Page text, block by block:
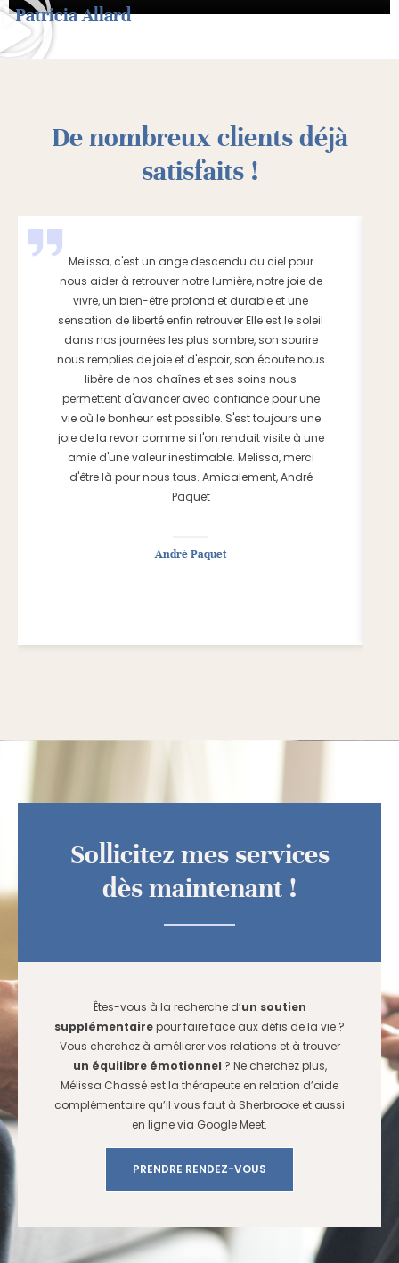
Patricia Allard
De nombreux clients déjà
satisfaits !
Melissa, c'est un ange descendu du ciel pour
nous aider à retrouver notre lumière, notre joie de
vivre, un bien-être profond et durable et une
sensation de liberté enfin retrouver Elle est le soleil
dans nos journées les plus sombre, son sourire
nous remplies de joie et d'espoir, son écoute nous
libère de nos chaînes et ses soins nous
permettent d'avancer avec confiance pour une
vie où le bonheur est possible. S'est toujours une
joie de la revoir comme si l'on rendait visite à une
amie d'une valeur inestimable. Melissa, merci
d'être là pour nous tous. Amicalement, André
Paquet
André Paquet
Sollicitez mes services
dès maintenant !
Êtes-vous à la recherche d’un soutien
supplémentairepour faire face aux défis de la vie ?
Vous cherchez à améliorer vos relations et à trouver
un équilibre émotionnel ? Ne cherchez plus,
Mélissa Chassé est la thérapeute en relation d’aide
complémentaire qu’il vous faut à Sherbrooke et aussi
en ligne via Google Meet.
PRENDRE RENDEZ-VOUS